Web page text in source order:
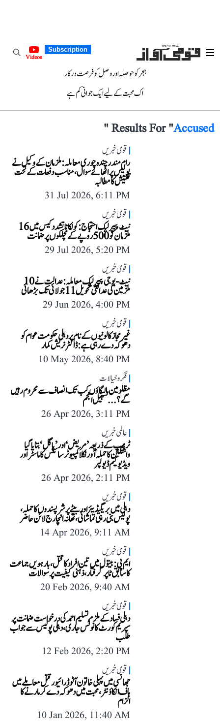
Subscription
Videos
ہجر کو حوصلہ اور وصل کو فرصت درکار
اک محبت کے لیے ایک جوانی کم ہے
Results For "Accused
"
قومی خبریں
رام مندر چندہ چوری معاملہ: ملزمان کے وکیل نے
پولیس پر اٹھائے سوال، مناسب دفعات کے تحت
تفتیش کا مطالبہ
31 Jul 2026, 6:11 PM
قومی خبریں
نیٹ پیپر لیک احتجاج: کولکاتا تشدد کیس میں 16
ملزمان کو 500 روپے کے مچلکوں پر ضمانت
29 Jul 2026, 5:20 PM
قومی خبریں
نیٹ-یو جی پیپر لیک معاملہ: عدالت نے 10
ملزمین کی عدالتی تحویل 11 جولائی تک بڑھائی
29 Jun 2026, 4:00 PM
قومی خبریں
غیر مجاز کالونیوں کے نام پر دہلی حکومت عوام کو
دھوکہ دے رہی ہے: ڈاکٹر نریش کمار
10 May 2026, 8:40 PM
فکر و خیالات
مظلومین مالیگاؤں کب تک انصاف سے محروم رہیں
گے؟...سہیل انجم
26 Apr 2026, 3:11 PM
عالمی خبریں
ٹرمپ کے ذریعہ ’مریض‘ اور ’پاگل‘ بتایا گیا
واشنگٹن کا حملہ آور نکلا کمپیوٹر سائنس کا ماسٹر اور
ویڈیو گیم ڈیولپر
26 Apr 2026, 2:11 PM
قومی خبریں
دہلی میں بریگیڈیئر اور بیٹے پر شرپسندوں کا حملہ،
پولیس بنی رہی تماشائی، تھانہ انچارج لائن حاضر
14 Apr 2026, 9:11 AM
قومی خبریں
ایم پی: بیتول میں تین افراد کا قتل، بارہویں جماعت
کا سابق ٹاپر گرفتار، ذہنی کیفیت پر سوالات
20 Feb 2026, 9:40 AM
قومی خبریں
دہلی فساد کے ملزم تسلیم احمد کی درخواست ضمانت پر
سپریم کورٹ کا نوٹس جاری، دہلی پولیس سے جواب
طلب
12 Feb 2026, 2:20 PM
قومی خبریں
جھانسی میں پہلی خاتون آٹو ڈرائیور قتل معاملے میں
ہاف انکاؤنٹر، محبت میں دھوکہ دے کر مارنے کا
الزام
10 Jan 2026, 11:40 AM